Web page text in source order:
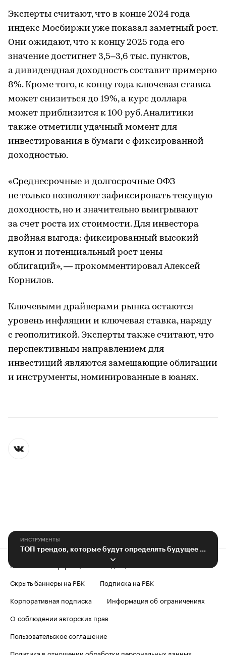
Эксперты считают, что в конце 2024 года
индекс Мосбиржи уже показал заметный рост.
Они ожидают, что к концу 2025 года его
значение достигнет 3,5–3,6 тыс. пунктов,
а дивидендная доходность составит примерно
8%. Кроме того, к концу года ключевая ставка
может снизиться до 19%, а курс доллара
может приблизится к 100 руб. Аналитики
также отметили удачный момент для
инвестирования в бумаги с фиксированной
доходностью.
«Среднесрочные и долгосрочные ОФЗ
не только позволяют зафиксировать текущую
доходность, но и значительно выигрывают
за счет роста их стоимости. Для инвестора
двойная выгода: фиксированный высокий
купон и потенциальный рост цены
облигаций», — прокомментировал Алексей
Корнилов.
Ключевыми драйверами рынка остаются
уровень инфляции и ключевая ставка, наряду
с геополитикой. Эксперты также считают, что
перспективным направлением для
инвестиций являются замещающие облигации
и инструменты, номинированные в юанях.
ИНСТРУМЕНТЫ
ТОП трендов, которые будут определять будущее лизинговой отрасли в 2025
Контактная информация
Скрыть баннеры на РБК
Подписка на РБК
Корпоративная подписка
Информация об ограничениях
О соблюдении авторских прав
Пользовательское соглашение